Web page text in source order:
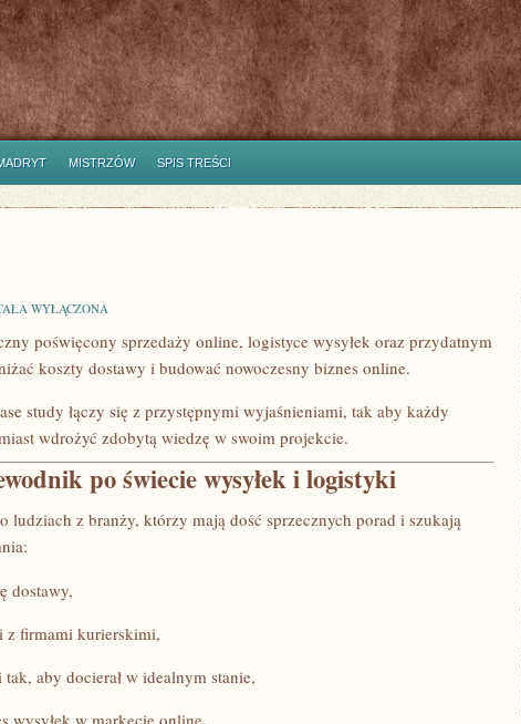
MISTRZÓW SPIS TREŚCI
WYŁĄCZONA
poświęcony sprzedaży online, logistyce wysyłek oraz przydatnym
koszty dostawy i budować nowoczesny biznes online.
study łączy się z przystępnymi wyjaśnieniami, tak aby każdy
wdrożyć zdobytą wiedzę w swoim projekcie.
po świecie wysyłek i logistyki
ludziach z branży, którzy mają dość sprzecznych porad i szukają
dostawy,
z firmami kurierskimi,
aby docierał w idealnym stanie,
wysyłek w markecie online.